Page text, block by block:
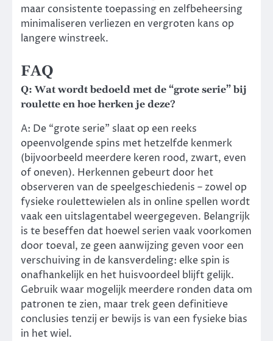
maar consistente toepassing en zelfbeheersing
minimaliseren verliezen en vergroten kans op
langere winstreek.
FAQ
Q: Wat wordt bedoeld met de “grote serie” bij
roulette en hoe herken je deze?
A: De “grote serie” slaat op een reeks
opeenvolgende spins met hetzelfde kenmerk
(bijvoorbeeld meerdere keren rood, zwart, even
of oneven). Herkennen gebeurt door het
observeren van de speelgeschiedenis – zowel op
fysieke roulettewielen als in online spellen wordt
vaak een uitslagentabel weergegeven. Belangrijk
is te beseffen dat hoewel serien vaak voorkomen
door toeval, ze geen aanwijzing geven voor een
verschuiving in de kansverdeling: elke spin is
onafhankelijk en het huisvoordeel blijft gelijk.
Gebruik waar mogelijk meerdere ronden data om
patronen te zien, maar trek geen definitieve
conclusies tenzij er bewijs is van een fysieke bias
in het wiel.